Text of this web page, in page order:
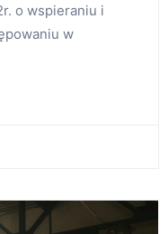
o wspieraniu i
w